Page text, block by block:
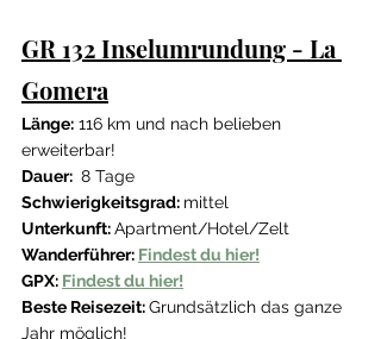
GR 132 Inselumrundung - La
Gomera
Länge: 116 km und nach belieben
erweiterbar!
Dauer: 8 Tage
Schwierigkeitsgrad: mittel
Unterkunft: Apartment/Hotel/Zelt
Wanderführer: Findest du hier!
GPX: Findest du hier!
Beste Reisezeit: Grundsätzlich das ganze
Jahr möglich!